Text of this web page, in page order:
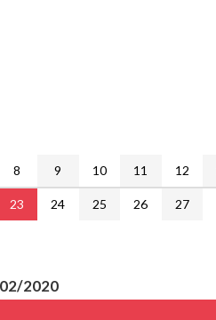
8 9 10 11 12
23 24 25 26 27
2020